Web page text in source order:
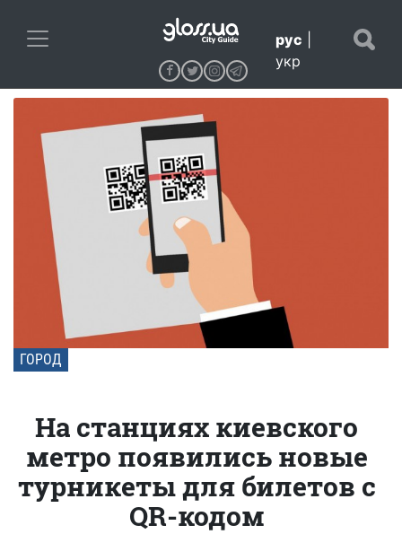
рус
укр
ГОРОД
На станциях киевского
метро появились новые
турникеты для билетов с
QR-кодом